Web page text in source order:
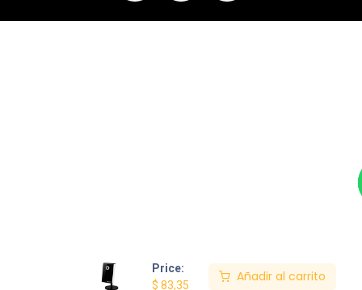
Price:
$ 83,35
Añadir al carrito